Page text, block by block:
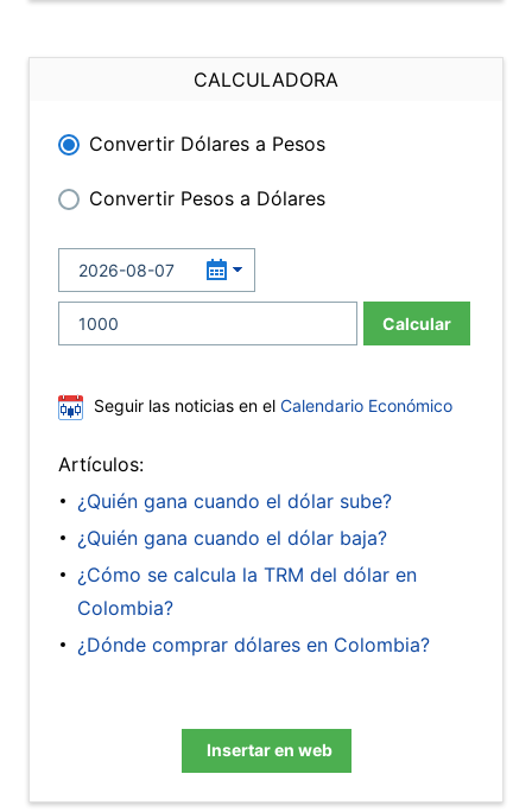
CALCULADORA
Convertir Dólares a Pesos
Convertir Pesos a Dólares
Calcular
Seguir las noticias en el Calendario Económico
Artículos:
¿Quién gana cuando el dólar sube?
¿Quién gana cuando el dólar baja?
¿Cómo se calcula la TRM del dólar en
Colombia?
¿Dónde comprar dólares en Colombia?
Insertar en web